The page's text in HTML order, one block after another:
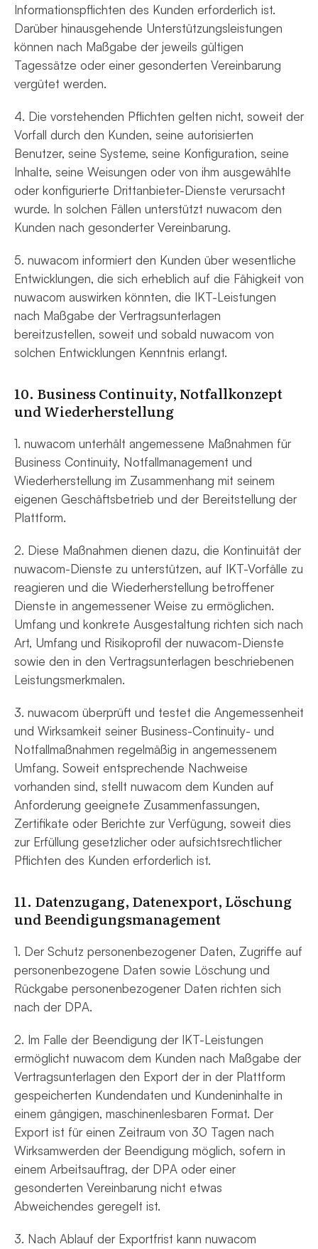
Informationspflichten des Kunden erforderlich ist.
Darüber hinausgehende Unterstützungsleistungen
können nach Maßgabe der jeweils gültigen
Tagessätze oder einer gesonderten Vereinbarung
vergütet werden.
4. Die vorstehenden Pflichten gelten nicht, soweit der
Vorfall durch den Kunden, seine autorisierten
Benutzer, seine Systeme, seine Konfiguration, seine
Inhalte, seine Weisungen oder von ihm ausgewählte
oder konfigurierte Drittanbieter-Dienste verursacht
wurde. In solchen Fällen unterstützt nuwacom den
Kunden nach gesonderter Vereinbarung.
5. nuwacom informiert den Kunden über wesentliche
Entwicklungen, die sich erheblich auf die Fähigkeit von
nuwacom auswirken könnten, die IKT-Leistungen
nach Maßgabe der Vertragsunterlagen
bereitzustellen, soweit und sobald nuwacom von
solchen Entwicklungen Kenntnis erlangt.
10. Business Continuity, Notfallkonzept
und Wiederherstellung
1. nuwacom unterhält angemessene Maßnahmen für
Business Continuity, Notfallmanagement und
Wiederherstellung im Zusammenhang mit seinem
eigenen Geschäftsbetrieb und der Bereitstellung der
Plattform.
2. Diese Maßnahmen dienen dazu, die Kontinuität der
nuwacom-Dienste zu unterstützen, auf IKT-Vorfälle zu
reagieren und die Wiederherstellung betroffener
Dienste in angemessener Weise zu ermöglichen.
Umfang und konkrete Ausgestaltung richten sich nach
Art, Umfang und Risikoprofil der nuwacom-Dienste
sowie den in den Vertragsunterlagen beschriebenen
Leistungsmerkmalen.
3. nuwacom überprüft und testet die Angemessenheit
und Wirksamkeit seiner Business-Continuity- und
Notfallmaßnahmen regelmäßig in angemessenem
Umfang. Soweit entsprechende Nachweise
vorhanden sind, stellt nuwacom dem Kunden auf
Anforderung geeignete Zusammenfassungen,
Zertifikate oder Berichte zur Verfügung, soweit dies
zur Erfüllung gesetzlicher oder aufsichtsrechtlicher
Pflichten des Kunden erforderlich ist.
11. Datenzugang, Datenexport, Löschung
und Beendigungsmanagement
1. Der Schutz personenbezogener Daten, Zugriffe auf
personenbezogene Daten sowie Löschung und
Rückgabe personenbezogener Daten richten sich
nach der DPA.
2. Im Falle der Beendigung der IKT-Leistungen
ermöglicht nuwacom dem Kunden nach Maßgabe der
Vertragsunterlagen den Export der in der Plattform
gespeicherten Kundendaten und Kundeninhalte in
einem gängigen, maschinenlesbaren Format. Der
Export ist für einen Zeitraum von 30 Tagen nach
Wirksamwerden der Beendigung möglich, sofern in
einem Arbeitsauftrag, der DPA oder einer
gesonderten Vereinbarung nicht etwas
Abweichendes geregelt ist.
3. Nach Ablauf der Exportfrist kann nuwacom